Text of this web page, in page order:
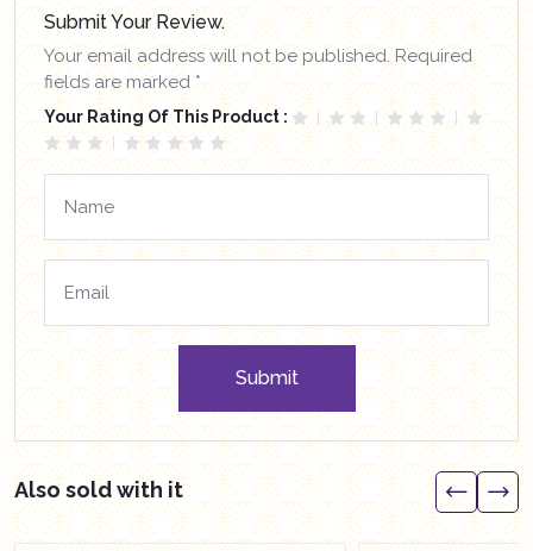
Submit Your Review.
Your email address will not be published. Required
fields are marked *
Your Rating Of This Product :
Submit
Also sold with it